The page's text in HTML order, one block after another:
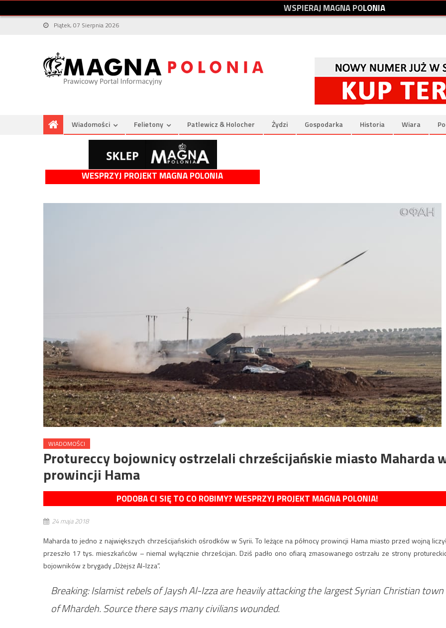
WSPIERAJMAGNAPOLONIA
Piątek, 07 Sierpnia 2026
Wiadomości Felietony Patlewicz & Holocher Żydzi Gospodarka Historia Wiara
WESPRZYJ PROJEKT MAGNA POLONIA
WIADOMOŚCI
Protureccy bojownicy ostrzelali chrześcijańskie miasto Maharda
prowincji Hama
PODOBA CI SIĘ TO CO ROBIMY? WESPRZYJ PROJEKT MAGNA POLONIA!
24 maja 2018
Maharda to jedno z największych chrześcijańskich ośrodków w Syrii. To leżące na północy prowincji Hama miasto przed wojną
przeszło 17 tys. mieszkańców – niemal wyłącznie chrześcijan. Dziś padło ono ofiarą zmasowanego ostrzału ze strony
bojowników z brygady „Dżejsz Al-Izza”.
Breaking: Islamist rebels of Jaysh Al-Izza are heavily attacking the largest Syrian Christian town
of Mhardeh. Source there says many civilians wounded.